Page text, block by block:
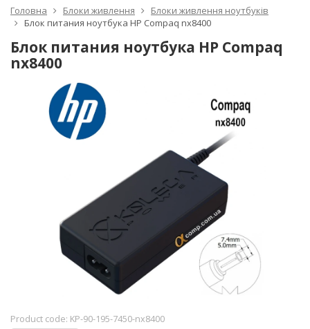
Головна Блоки живлення
Блоки живлення ноутбуків
Блок питания ноутбука HP Compaq nx8400
Блок питания ноутбука HP Compaq
nx8400
Product code: KP-90-195-7450-nx8400